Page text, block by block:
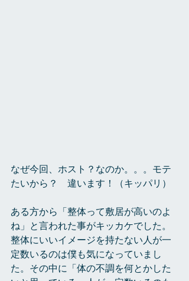
なぜ今回、ホスト？なのか。。。モテ
たいから？　違います！（キッパリ）
ある方から「整体って敷居が高いのよ
ね」と言われた事がキッカケでした。
整体にいいイメージを持たない人が一
定数いるのは僕も気になっていまし
た。その中に「体の不調を何とかした